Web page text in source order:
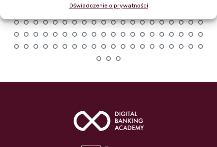
Oświadczenie o prywatności